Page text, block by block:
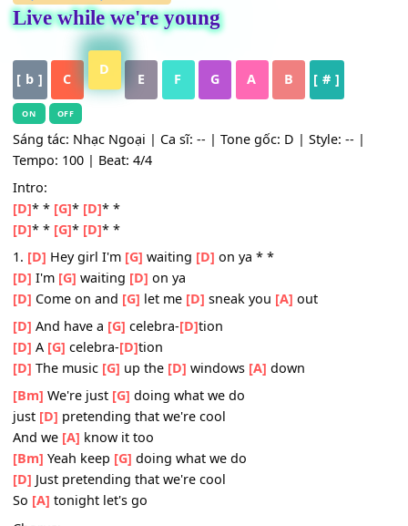
,Nhạc Quốc Tế
Live while we're young
[ b ] C E G A B [ # ]
ON
Sáng tác: Nhạc Ngoại | Ca sĩ: -- | Tone gốc: D | Style: -- |
Tempo: 100 | Beat: 4/4
Intro:
[D] * * [G] *[D]* *
[D] * *[G]* [D]* *
1.[D]Hey girl I'm[G]waiting[D]
[D] I'm[G]waiting[D]
[D] Come on and[G]let me[D]sneak you
[D] And have a [G]celebra-
tion
[D]A[G]celebra-[D]
[D]The music [G] up the[D]windows
[Bm]We're just[G]doing what we do
just[D]pretending that we're cool